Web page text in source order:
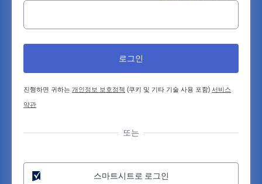
진행하면 귀하는개인정보 보호정책 (쿠키 및 기타 기술 사용 포함)서비스
약관
또는
스마트시트로 로그인